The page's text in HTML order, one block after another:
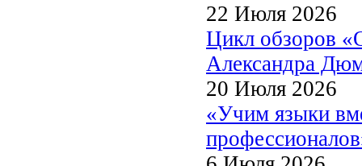
22 Июля 2026
Цикл обзоров
Александра
20 Июля 2026
«Учим языки